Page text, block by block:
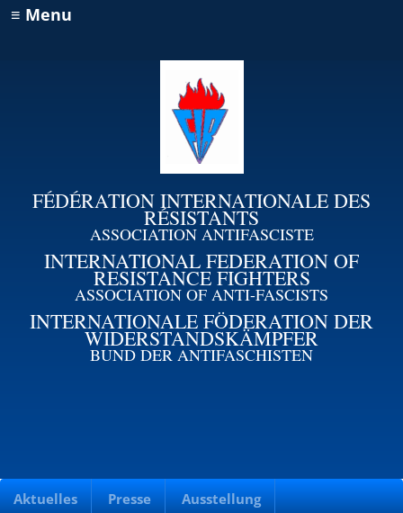
≡ Menu
FÉDÉRATION INTERNATIONALE DES
RÉSISTANTS
ASSOCIATION ANTIFASCISTE
INTERNATIONAL FEDERATION OF
RESISTANCE FIGHTERS
ASSOCIATION OF ANTI-FASCISTS
INTERNATIONALE FÖDERATION DER
WIDERSTANDSKÄMPFER
BUND DER ANTIFASCHISTEN
Aktuelles Presse Ausstellung